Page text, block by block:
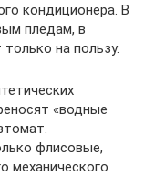
кондиционера. В
пледам, в
на пользу.
«водные
флисовые,
механического